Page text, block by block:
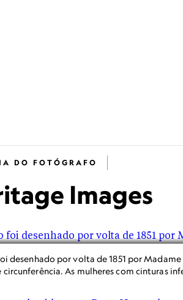
DO FOTÓGRAFO
Images
desenhado por volta de 1851 por
circunferência. As mulheres com cinturas